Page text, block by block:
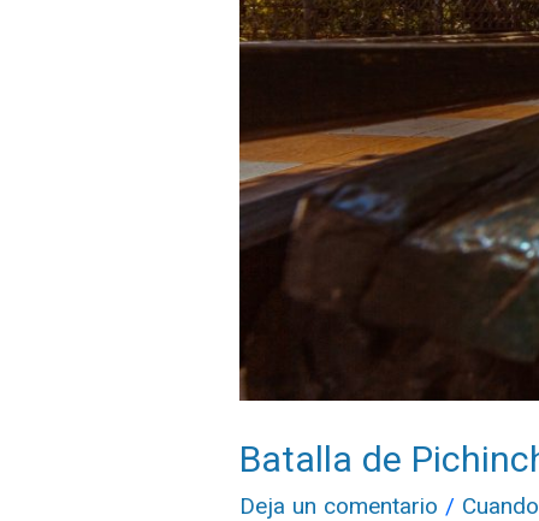
Batalla de
Deja un comentario /